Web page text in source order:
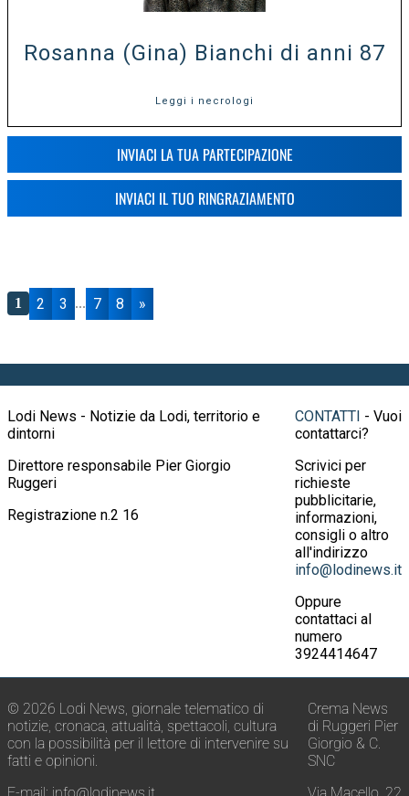
Rosanna (Gina) Bianchi di anni 87
Leggi i necrologi
INVIACI LA TUA PARTECIPAZIONE
INVIACI IL TUO RINGRAZIAMENTO
1 2 3 ... 7 8 »
Lodi News - Notizie da Lodi, territorio e
dintorni
Direttore responsabile Pier Giorgio
Ruggeri
Registrazione n.2 16
CONTATTI - Vuoi
contattarci?
Scrivici per
richieste
pubblicitarie,
informazioni,
consigli o altro
all'indirizzo
info@lodinews.it
Oppure
contattaci al
numero
3924414647
© 2026 Lodi News, giornale telematico di
notizie, cronaca, attualità, spettacoli, cultura
con la possibilità per il lettore di intervenire su
fatti e opinioni.
E-mail: info@lodinews.it
Crema News
di Ruggeri Pier
Giorgio & C.
SNC
Via Macello, 22